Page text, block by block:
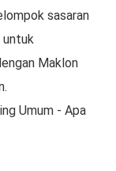
sasaran
untuk
Maklon
Umum - Apa